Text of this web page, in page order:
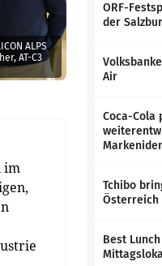
ALPS
AT-C3
im
ORF-
der
Air
Coca-
Tchibo
Österreich
Best